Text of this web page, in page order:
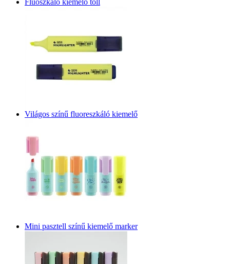
Világos színű fluoreszkáló kiemelő
Mini pasztell színű kiemelő marker